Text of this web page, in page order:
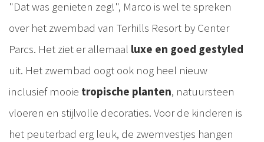
"Dat was genieten zeg!", Marco is wel te spreken
over het zwembad van Terhills Resort by Center
Parcs. Het ziet er allemaal luxe en goed gestyled
uit. Het zwembad oogt ook nog heel nieuw
inclusief mooie tropische planten, natuursteen
vloeren en stijlvolle decoraties. Voor de kinderen is
het peuterbad erg leuk, de zwemvestjes hangen